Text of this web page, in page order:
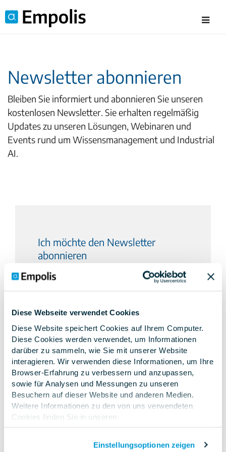
Diese Webseite verwendet Cookies
Diese Website speichert Cookies auf Ihrem Computer.
Diese Cookies werden verwendet, um Informationen
darüber zu sammeln, wie Sie mit unserer Website
interagieren. Wir verwenden diese Informationen, um Ihre
Browser-Erfahrung zu verbessern und anzupassen,
sowie für Analysen und Messungen zu unseren
Besuchern auf dieser Website und anderen Medien.
Weitere Informationen zu den von uns verwendeten
Cookies finden Sie in unseren
nicht erfasst. Ein einzelnes Cookie wird in Ihrem Browser
Einstellungsoptionen zeigen
Newsletter abonnieren
Bleiben Sie informiert und abonnieren Sie unseren
kostenlosen Newsletter. Sie erhalten regelmäßig
Updates zu unseren Lösungen, Webinaren und
Events rund um Wissensmanagement und Industrial
AI.
Ich möchte den Newsletter
abonnieren
Vorname
Nachname*
E-Mail-Adresse *
Unternehmensname
unter meinen angegeben Kontaktdaten telefonisch, per E-Mail und